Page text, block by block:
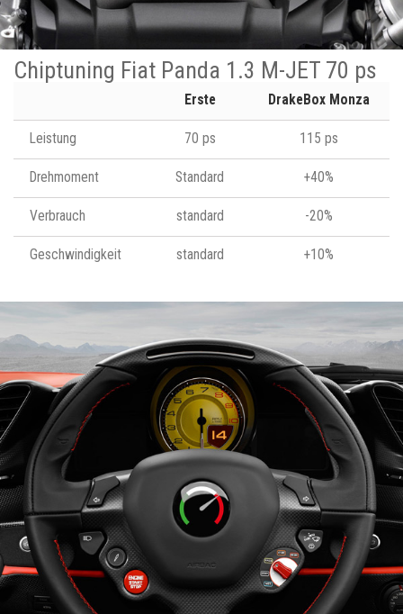
Chiptuning Fiat Panda 1.3 M-JET 70 ps
Erste DrakeBox Monza
Leistung 70 ps 115 ps
Drehmoment Standard +40%
Verbrauch standard -20%
Geschwindigkeit standard +10%